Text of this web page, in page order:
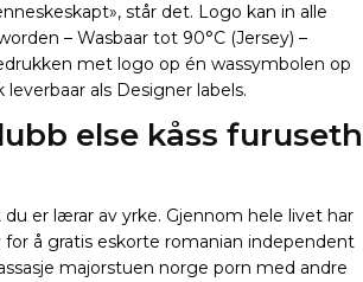
står det. Logo kan in alle
– Wasbaar tot 90°C (Jersey) –
met logo op én wassymbolen op
leverbaar als Designer labels.
else kåss furuseth
er lærar av yrke. Gjennom hele livet har
å gratis eskorte romanian independent
majorstuen norge porn med andre